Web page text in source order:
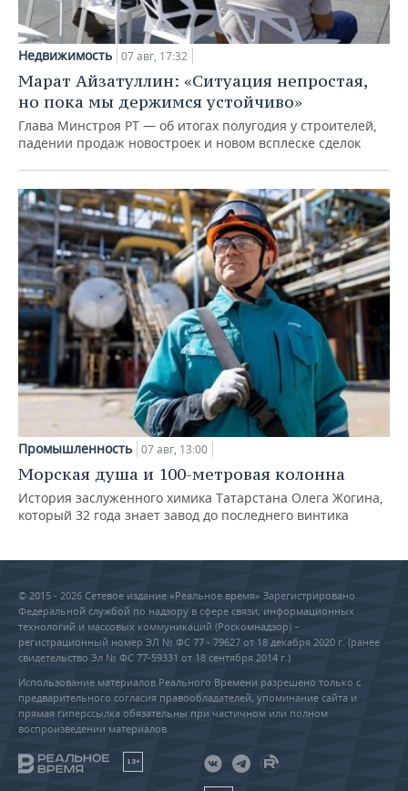
Недвижимость 07 авг, 17:32
Марат Айзатуллин: «Ситуация непростая,
но пока мы держимся устойчиво»
Глава Минстроя РТ — об итогах полугодия у строителей,
падении продаж новостроек и новом всплеске сделок
Промышленность 07 авг, 13:00
Морская душа и 100-метровая колонна
История заслуженного химика Татарстана Олега Жогина,
который 32 года знает завод до последнего винтика
© 2015 - 2026 Сетевое издание «Реальное время» Зарегистрировано
Федеральной службой по надзору в сфере связи, информационных
технологий и массовых коммуникаций (Роскомнадзор) –
регистрационный номер ЭЛ № ФС 77 - 79627 от 18 декабря 2020 г. (ранее
свидетельство Эл № ФС 77-59331 от 18 сентября 2014 г.)
Использование материалов Реального Времени разрешено только с
предварительного согласия правообладателей, упоминание сайта и
прямая гиперссылка обязательны при частичном или полном
воспроизведении материалов.
18+